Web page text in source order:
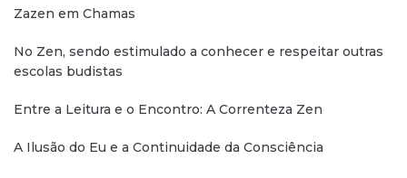
Zazen em Chamas
No Zen, sendo estimulado a conhecer e respeitar outras
escolas budistas
Entre a Leitura e o Encontro: A Correnteza Zen
A Ilusão do Eu e a Continuidade da Consciência